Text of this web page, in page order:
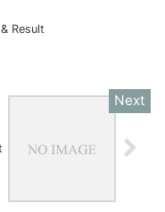
Result